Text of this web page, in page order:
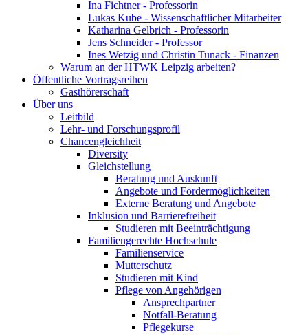
Ina Fichtner - Professorin
Lukas Kube - Wissenschaftlicher Mitarbeiter
Katharina Gelbrich - Professorin
Jens Schneider - Professor
Ines Wetzig und Christin Tunack - Finanzen
Warum an der HTWK Leipzig arbeiten?
Öffentliche Vortragsreihen
Gasthörerschaft
Über uns
Leitbild
Lehr- und Forschungsprofil
Chancengleichheit
Diversity
Gleichstellung
Beratung und Auskunft
Angebote und Fördermöglichkeiten
Externe Beratung und Angebote
Inklusion und Barrierefreiheit
Studieren mit Beeinträchtigung
Familiengerechte Hochschule
Familienservice
Mutterschutz
Studieren mit Kind
Pflege von Angehörigen
Ansprechpartner
Notfall-Beratung
Pflegekurse